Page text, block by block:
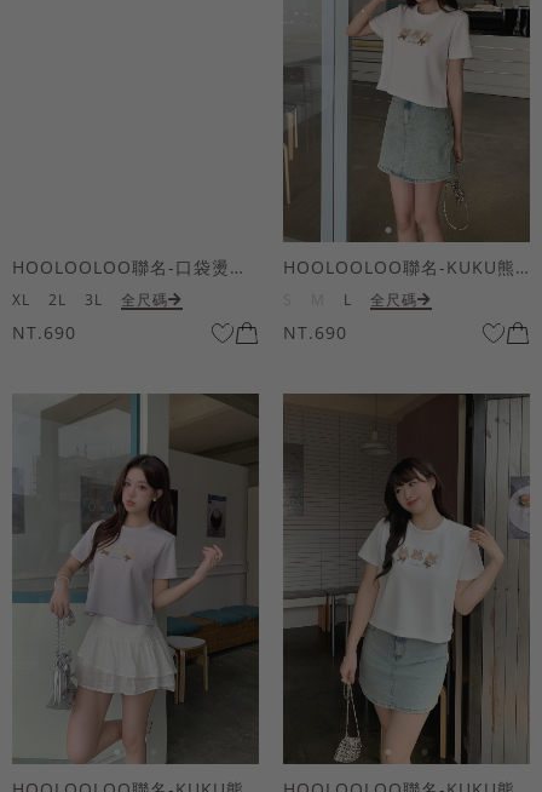
HOOLOOLOO聯名-口袋燙金KUKU熊短袖上衣
XL 2L 3L 全尺碼
NT.690
HOOLOOLOO聯名-KUKU熊蝴蝶結短袖上衣
L 全尺碼
NT.690